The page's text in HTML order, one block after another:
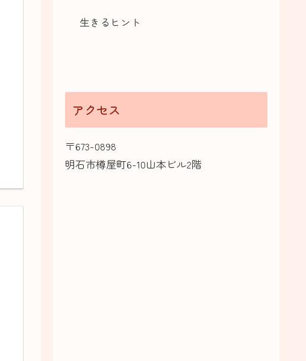
生きるヒント
アクセス
〒673-0898
明石市樽屋町6-10山本ビル2階